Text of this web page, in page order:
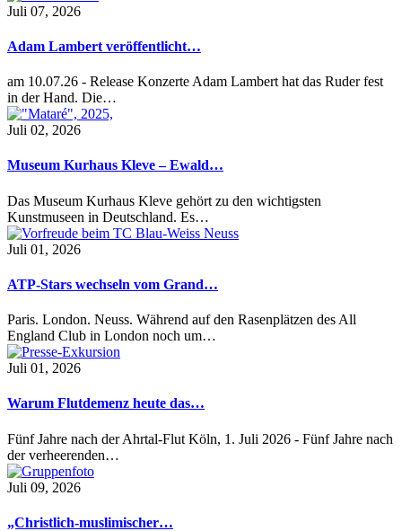
Juli 07, 2026
Adam Lambert veröffentlicht…
am 10.07.26 - Release Konzerte Adam Lambert hat das Ruder fest
in der Hand. Die…
Juli 02, 2026
Museum Kurhaus Kleve – Ewald…
Das Museum Kurhaus Kleve gehört zu den wichtigsten
Kunstmuseen in Deutschland. Es…
Juli 01, 2026
ATP-Stars wechseln vom Grand…
Paris. London. Neuss. Während auf den Rasenplätzen des All
England Club in London noch um…
Juli 01, 2026
Warum Flutdemenz heute das…
Fünf Jahre nach der Ahrtal-Flut Köln, 1. Juli 2026 - Fünf Jahre nach
der verheerenden…
Juli 09, 2026
„Christlich-muslimischer…